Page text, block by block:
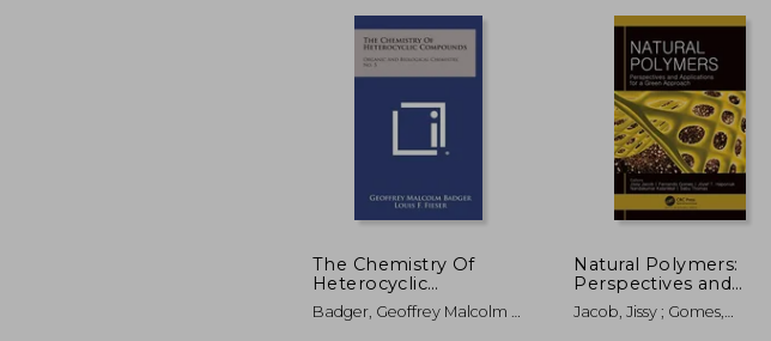
40%
dcto.
$ 208.39
$ 125.03
40%
dcto.
The Chemistry Of
Heterocyclic
Compounds: Organic
And Biological
Badger, Geoffrey Malcolm ;
Natural Polymers:
Perspectives and
Applications for a
Green Approach (en
Jacob, Jissy ; Gomes,